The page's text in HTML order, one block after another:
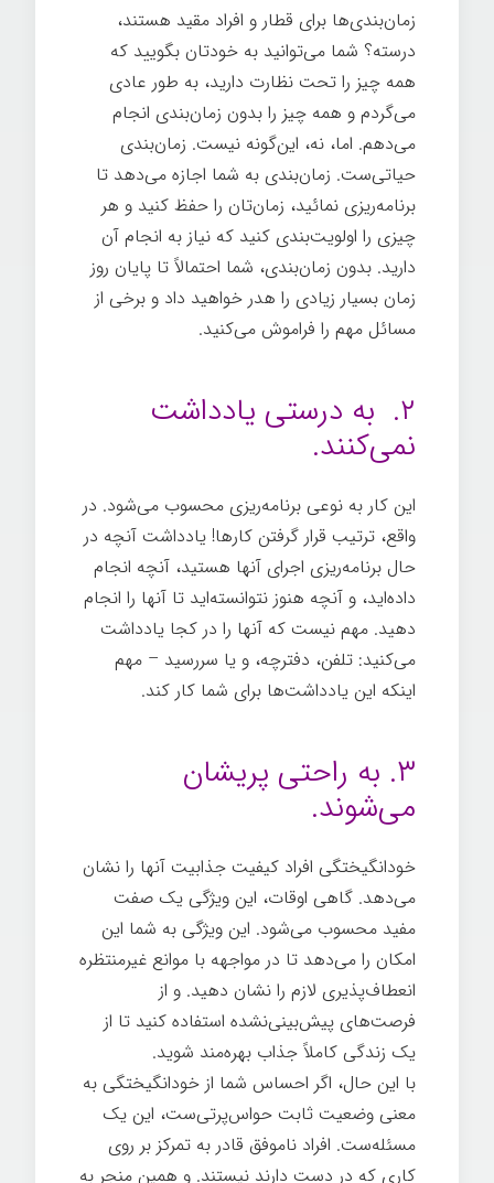
زمان‌بندی‌ها برای قطار و افراد مقید هستند،
درسته؟ شما می‌توانید به خودتان بگویید که
همه چیز را تحت نظارت دارید، به طور عادی
می‌گردم و همه چیز را بدون زمان‌بندی انجام
می‌دهم. اما، نه، این‌گونه نیست. زمان‌بندی
حیاتی‌ست. زمان‌بندی به شما اجازه می‌دهد تا
برنامه‌ریزی نمائید، زمان‌تان را حفظ کنید و هر
چیزی را اولویت‌بندی کنید که نیاز به انجام آن
دارید. بدون زمان‌بندی، شما احتمالاً تا پایان روز
زمان بسیار زیادی را هدر خواهید داد و برخی از
مسائل مهم را فراموش می‌کنید.
۲. به درستی یادداشت
نمی‌کنند.
این کار به نوعی برنامه‌ریزی محسوب می‌شود. در
واقع، ترتیب قرار گرفتن کارها! یادداشت آنچه در
حال برنامه‌ریزی اجرای آنها هستید، آنچه انجام
داده‌اید، و آنچه هنوز نتوانسته‌اید تا آنها را انجام
دهید. مهم نیست که آنها را در کجا یادداشت
می‌کنید: تلفن، دفترچه، و یا سررسید – مهم
اینکه این یادداشت‌ها برای شما کار کند.
۳. به راحتی پریشان
می‌شوند.
خودانگیختگی افراد کیفیت جذابیت آنها را نشان
می‌دهد. گاهی اوقات، این ویژگی یک صفت
مفید محسوب می‌شود. این ویژگی به شما این
امکان را می‌دهد تا در مواجهه با موانع غیرمنتظره
انعطاف‌پذیری لازم را نشان دهید. و از
فرصت‌های پیش‌بینی‌نشده استفاده کنید تا از
یک زندگی کاملاً جذاب بهره‌مند شوید.
با این حال، اگر احساس شما از خودانگیختگی به
معنی وضعیت ثابت حواس‌پرتی‌ست، این یک
مسئله‌ست. افراد ناموفق قادر به تمرکز بر روی
کاری که در دست دارند نیستند. و همین منجر به